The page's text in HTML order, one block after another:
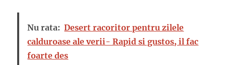
Nu rata: Desert racoritor pentru zilele
calduroase ale verii- Rapid si gustos, il fac
foarte des